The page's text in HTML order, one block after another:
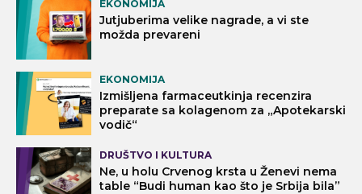
EKONOMIJA
Jutjuberima velike nagrade, a vi ste
možda prevareni
EKONOMIJA
Izmišljena farmaceutkinja recenzira
preparate sa kolagenom za „Apotekarski
vodič“
DRUŠTVO I KULTURA
Ne, u holu Crvenog krsta u Ženevi nema
table “Budi human kao što je Srbija bila”